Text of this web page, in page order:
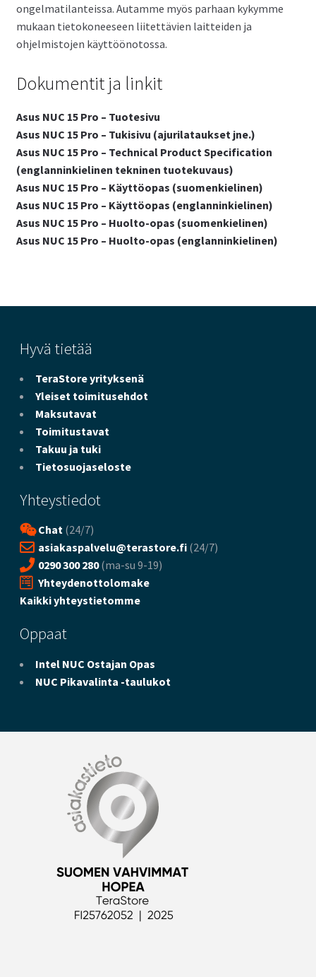
ongelmatilanteissa. Autamme myös parhaan kykymme
mukaan tietokoneeseen liitettävien laitteiden ja
ohjelmistojen käyttöönotossa.
Dokumentit ja linkit
Asus NUC 15 Pro – Tuotesivu
Asus NUC 15 Pro – Tukisivu (ajurilataukset jne.)
Asus NUC 15 Pro – Technical Product Specification
(englanninkielinen tekninen tuotekuvaus)
Asus NUC 15 Pro – Käyttöopas (suomenkielinen)
Asus NUC 15 Pro – Käyttöopas (englanninkielinen)
Asus NUC 15 Pro – Huolto-opas (suomenkielinen)
Asus NUC 15 Pro – Huolto-opas (englanninkielinen)
Hyvä tietää
TeraStore yrityksenä
Yleiset toimitusehdot
Maksutavat
Toimitustavat
Takuu ja tuki
Tietosuojaseloste
Yhteystiedot
Chat (24/7)
asiakaspalvelu@terastore.fi (24/7)
0290 300 280(ma-su 9-19)
Yhteydenottolomake
Kaikki yhteystietomme
Oppaat
Intel NUC Ostajan Opas
NUC Pikavalinta -taulukot